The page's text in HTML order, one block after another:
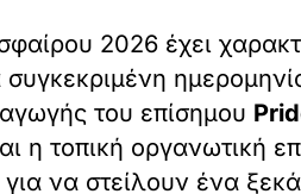
2026 έχει
του επίσημου
η τοπική
να στείλουν ένα